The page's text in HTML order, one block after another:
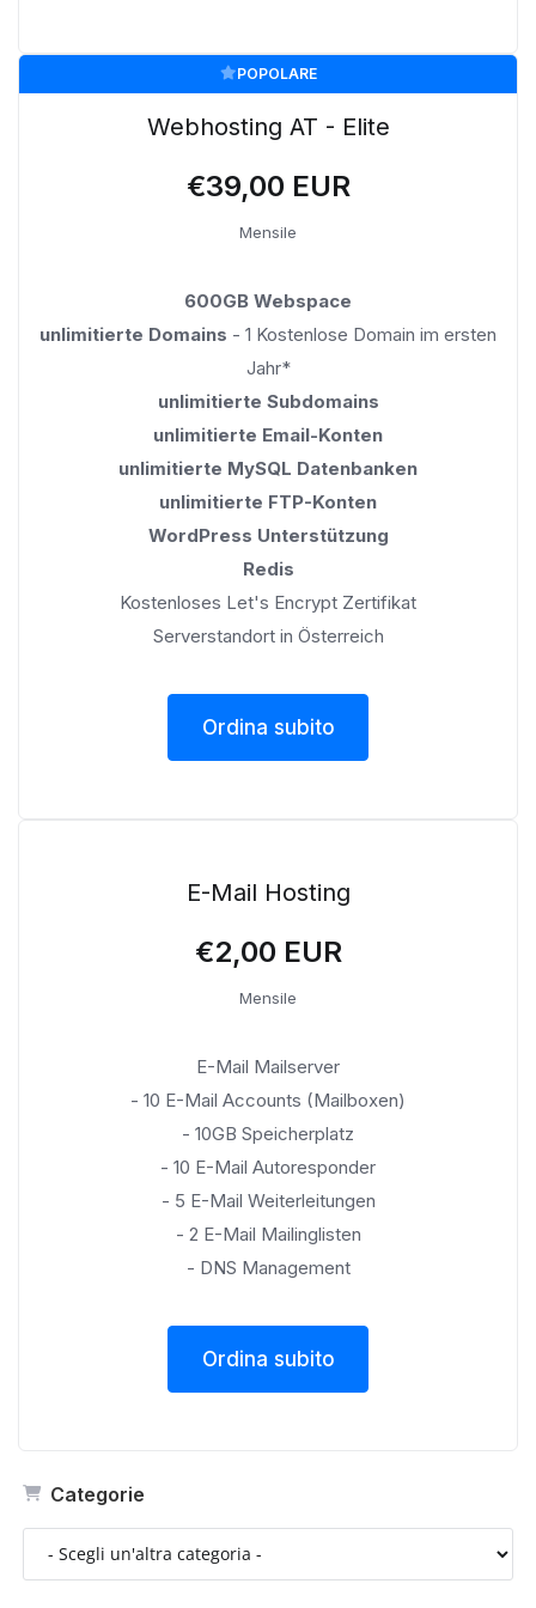
Categorie
POPOLARE
Webhosting AT - Elite
€39,00 EUR
Mensile
600GB Webspace
unlimitierte Domains - 1 Kostenlose Domain im ersten
Jahr*
unlimitierte Subdomains
unlimitierte Email-Konten
unlimitierte MySQL Datenbanken
unlimitierte FTP-Konten
WordPress Unterstützung
Redis
Kostenloses Let's Encrypt Zertifikat
Serverstandort in Österreich
Ordina subito
E-Mail Hosting
€2,00 EUR
Mensile
E-Mail Mailserver
- 10 E-Mail Accounts (Mailboxen)
- 10GB Speicherplatz
- 10 E-Mail Autoresponder
- 5 E-Mail Weiterleitungen
- 2 E-Mail Mailinglisten
- DNS Management
Ordina subito